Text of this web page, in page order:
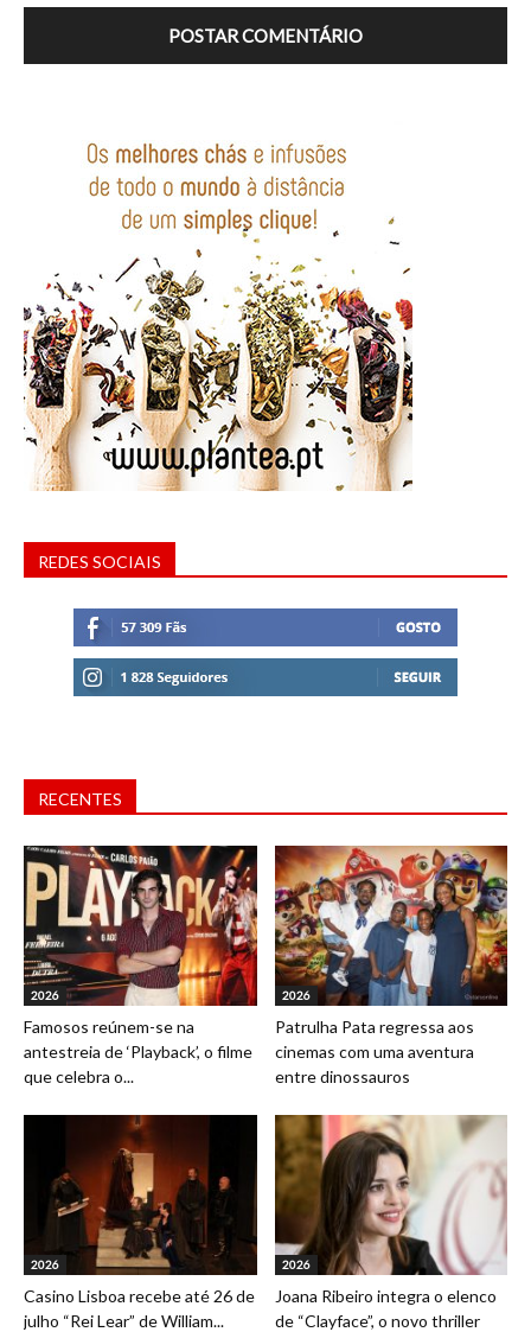
REDES SOCIAIS
RECENTES
2026
Famosos reúnem-se na
antestreia de ‘Playback’, o filme
que celebra o...
2026
Patrulha Pata regressa aos
cinemas com uma aventura
entre dinossauros
2026
Casino Lisboa recebe até 26 de
julho “Rei Lear” de William...
2026
Joana Ribeiro integra o elenco
de “Clayface”, o novo thriller